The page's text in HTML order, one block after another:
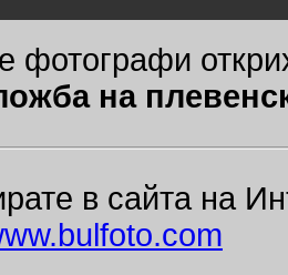
фотографи
на
в сайта на